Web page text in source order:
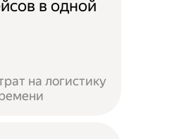
в одной
на логистику